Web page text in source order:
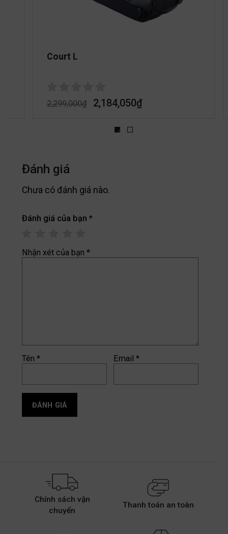
Court L
2,299,000₫ 2,184,050₫
Đánh giá
Chưa có đánh giá nào.
Đánh giá của bạn *
Nhận xét của bạn *
Tên * Email*
Chính sách vận
chuyển
Thanh toán an toàn